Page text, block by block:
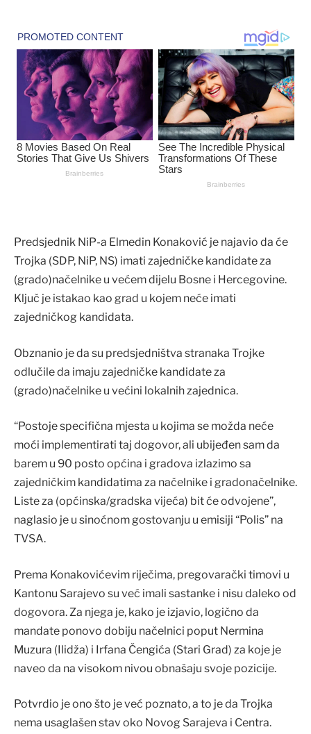
Predsjednik NiP-a Elmedin Konaković je najavio da će
Trojka (SDP, NiP, NS) imati zajedničke kandidate za
(grado)načelnike u većem dijelu Bosne i Hercegovine.
Ključ je istakao kao grad u kojem neće imati
zajedničkog kandidata.
Obznanio je da su predsjedništva stranaka Trojke
odlučile da imaju zajedničke kandidate za
(grado)načelnike u većini lokalnih zajednica.
“Postoje specifična mjesta u kojima se možda neće
moći implementirati taj dogovor, ali ubijeđen sam da
barem u 90 posto općina i gradova izlazimo sa
zajedničkim kandidatima za načelnike i gradonačelnike.
Liste za (općinska/gradska vijeća) bit će odvojene”,
naglasio je u sinoćnom gostovanju u emisiji “Polis” na
TVSA.
Prema Konakovićevim riječima, pregovarački timovi u
Kantonu Sarajevo su već imali sastanke i nisu daleko od
dogovora. Za njega je, kako je izjavio, logično da
mandate ponovo dobiju načelnici poput Nermina
Muzura (Ilidža) i Irfana Čengića (Stari Grad) za koje je
naveo da na visokom nivou obnašaju svoje pozicije.
Potvrdio je ono što je već poznato, a to je da Trojka
nema usaglašen stav oko Novog Sarajeva i Centra.